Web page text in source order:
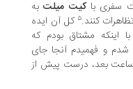
باکیت میلتبه
کنند.۵کل آن ایده
مشتاق بودم که
فهمیدم آنجا جای
درست پیش از